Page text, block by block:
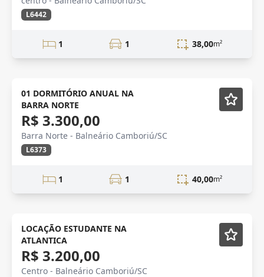
L6442
1 1 38,00m²
barra norte Mobiliado
01 DORMITÓRIO ANUAL NA
BARRA NORTE
R$ 3.300,00
Barra Norte - Balneário Camboriú/SC
L6373
1 1 40,00m²
LOCAÇÃO Mobiliado
LOCAÇÃO ESTUDANTE NA
ATLANTICA
R$ 3.200,00
Centro - Balneário Camboriú/SC